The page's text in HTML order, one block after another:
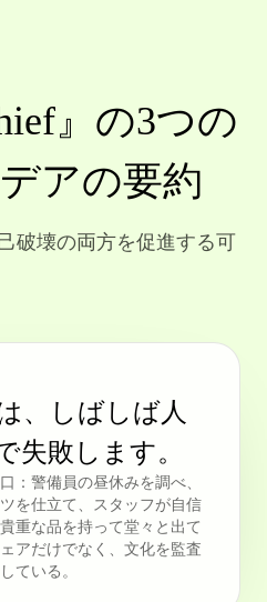
』の3つの
アの要約
破壊の両方を促進する可
、しばしば人
失敗します。
：警備員の昼休みを調べ、
を仕立て、スタッフが自信
重な品を持って堂々と出て
アだけでなく、文化を監査
ている。